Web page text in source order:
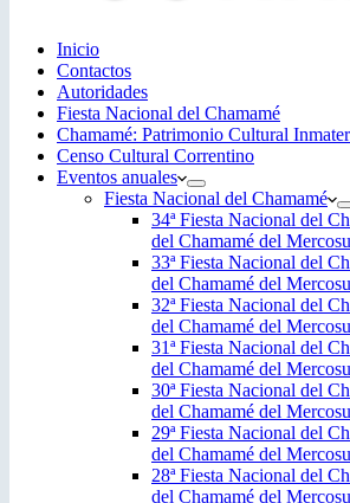
Inicio
Contactos
Autoridades
Fiesta Nacional del Chamamé
Chamamé: Patrimonio Cultural
Censo Cultural Correntino
Eventos anuales
Fiesta Nacional del Chamamé
34ª Fiesta Nacional del
del Chamamé del
33ª Fiesta Nacional del
del Chamamé del
32ª Fiesta Nacional del
del Chamamé del
31ª Fiesta Nacional del
del Chamamé del
30ª Fiesta Nacional del
del Chamamé del
29ª Fiesta Nacional del
del Chamamé del
28ª Fiesta Nacional del
del Chamamé del